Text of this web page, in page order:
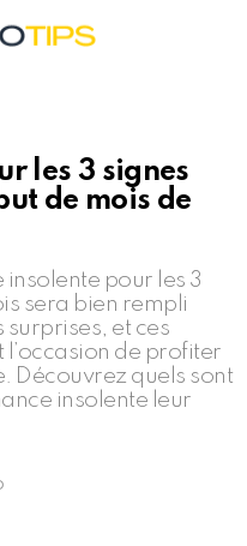
les 3 signes
de mois de
pour les 3
sera bien rempli
surprises, et ces
de profiter
Découvrez quels sont
insolente leur